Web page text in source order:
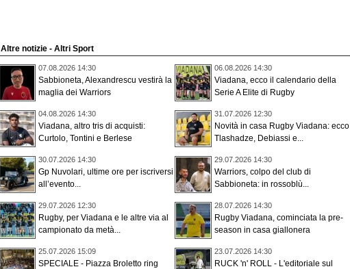
Altre notizie - Altri Sport
07.08.2026 14:30
Sabbioneta, Alexandrescu vestirà la
maglia dei Warriors
06.08.2026 14:30
Viadana, ecco il calendario della
Serie A Elite di Rugby
04.08.2026 14:30
Viadana, altro tris di acquisti:
Curtolo, Tontini e Berlese
31.07.2026 12:30
Novità in casa Rugby Viadana: ecco
Tlashadze, Debiassi e...
30.07.2026 14:30
Gp Nuvolari, ultime ore per iscriversi
all’evento...
29.07.2026 14:30
Warriors, colpo del club di
Sabbioneta: in rossoblù...
29.07.2026 12:30
Rugby, per Viadana e le altre via al
campionato da metà...
28.07.2026 14:30
Rugby Viadana, cominciata la pre-
season in casa giallonera
25.07.2026 15:09
SPECIALE - Piazza Broletto ring
23.07.2026 14:30
RUCK 'n' ROLL - L'editoriale sul